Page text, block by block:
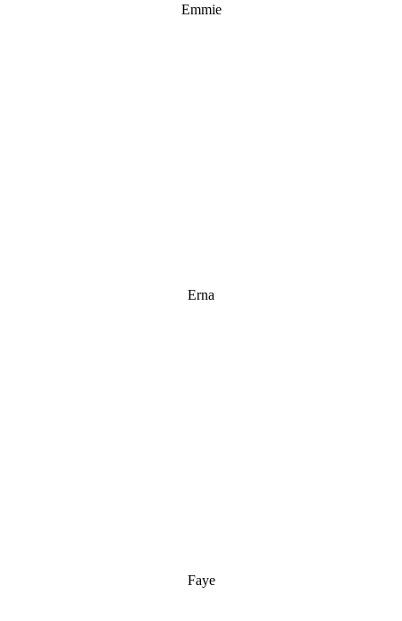
Emmie
Erna
Faye